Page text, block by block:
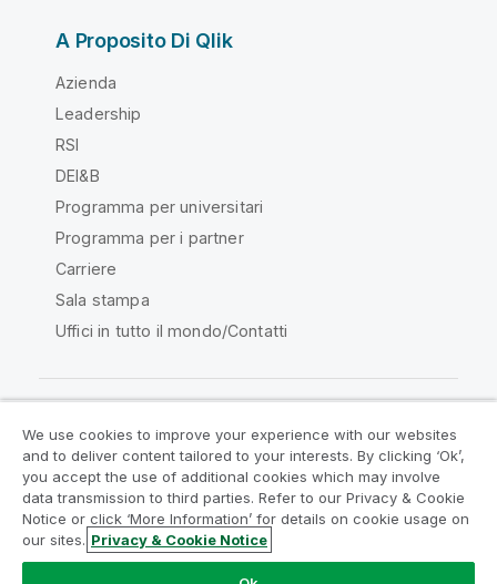
A Proposito Di Qlik
Azienda
Leadership
RSI
DEI&B
Programma per universitari
Programma per i partner
Carriere
Sala stampa
Uffici in tutto il mondo/Contatti
Qlik Community
Contratti
Termini del prodotto
Legal Policies
Note Legali
Termini di utilizzo
Marchi Do Not Share My Info
We use cookies to improve your experience with our websites
and to deliver content tailored to your interests. By clicking ‘Ok’,
you accept the use of additional cookies which may involve
data transmission to third parties. Refer to our Privacy & Cookie
Notice or click ‘More Information’ for details on cookie usage on
our sites. Privacy & Cookie Notice